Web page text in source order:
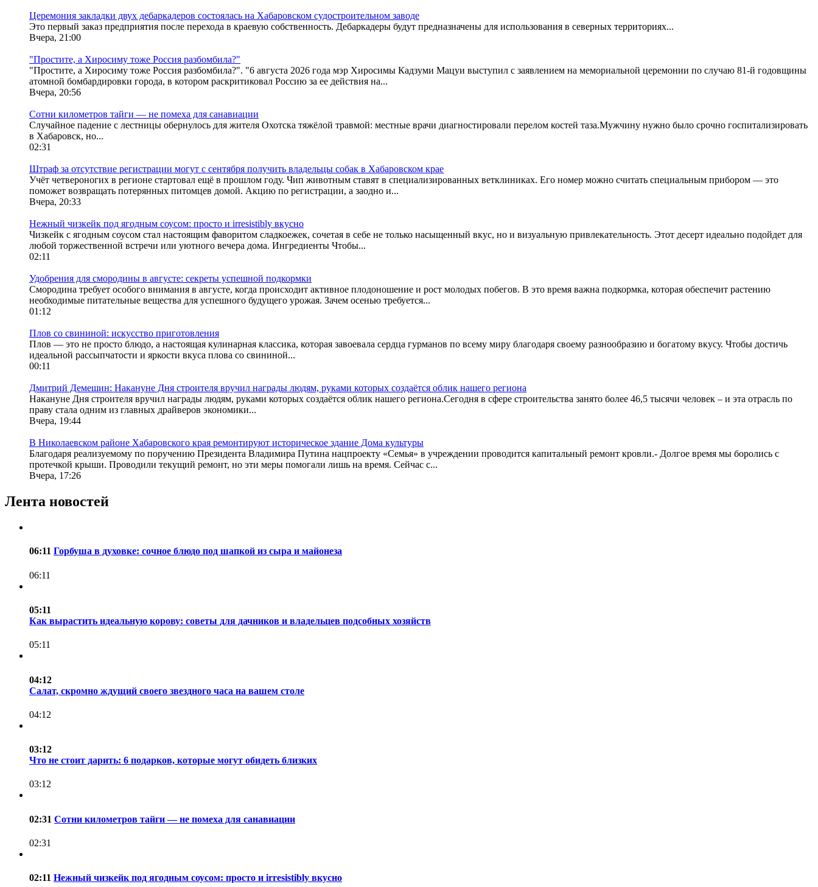
Церемония закладки двух дебаркадеров состоялась на Хабаровском судостроительном заводе
Это первый заказ предприятия после перехода в краевую собственность. Дебаркадеры будут предназначены для использования в северных территориях...
Вчера, 21:00
"Простите, а Хиросиму тоже Россия разбомбила?"
"Простите, а Хиросиму тоже Россия разбомбила?". "6 августа 2026 года мэр Хиросимы Кадзуми Мацуи выступил с заявлением на мемориальной церемонии по случаю 81-й годовщины
атомной бомбардировки города, в котором раскритиковал Россию за ее действия на...
Вчера, 20:56
Сотни километров тайги — не помеха для санавиации
Случайное падение с лестницы обернулось для жителя Охотска тяжёлой травмой: местные врачи диагностировали перелом костей таза.Мужчину нужно было срочно госпитализировать
в Хабаровск, но...
02:31
Штраф за отсутствие регистрации могут с сентября получить владельцы собак в Хабаровском крае
Учёт четвероногих в регионе стартовал ещё в прошлом году. Чип животным ставят в специализированных ветклиниках. Его номер можно считать специальным прибором — это
поможет возвращать потерянных питомцев домой. Акцию по регистрации, а заодно и...
Вчера, 20:33
Нежный чизкейк под ягодным соусом: просто и irresistibly вкусно
Чизкейк с ягодным соусом стал настоящим фаворитом сладкоежек, сочетая в себе не только насыщенный вкус, но и визуальную привлекательность. Этот десерт идеально подойдет для
любой торжественной встречи или уютного вечера дома. Ингредиенты Чтобы...
02:11
Удобрения для смородины в августе: секреты успешной подкормки
Смородина требует особого внимания в августе, когда происходит активное плодоношение и рост молодых побегов. В это время важна подкормка, которая обеспечит растению
необходимые питательные вещества для успешного будущего урожая. Зачем осенью требуется...
01:12
Плов со свининой: искусство приготовления
Плов — это не просто блюдо, а настоящая кулинарная классика, которая завоевала сердца гурманов по всему миру благодаря своему разнообразию и богатому вкусу. Чтобы достичь
идеальной рассыпчатости и яркости вкуса плова со свининой...
00:11
Дмитрий Демешин: Накануне Дня строителя вручил награды людям, руками которых создаётся облик нашего региона
Накануне Дня строителя вручил награды людям, руками которых создаётся облик нашего региона.Сегодня в сфере строительства занято более 46,5 тысячи человек – и эта отрасль по
праву стала одним из главных драйверов экономики...
Вчера, 19:44
В Николаевском районе Хабаровского края ремонтируют историческое здание Дома культуры
Благодаря реализуемому по поручению Президента Владимира Путина нацпроекту «Семья» в учреждении проводится капитальный ремонт кровли.- Долгое время мы боролись с
протечкой крыши. Проводили текущий ремонт, но эти меры помогали лишь на время. Сейчас с...
Вчера, 17:26
Лента новостей
06:11 Горбуша в духовке: сочное блюдо под шапкой из сыра и майонеза
06:11
05:11
Как вырастить идеальную корову: советы для дачников и владельцев подсобных хозяйств
05:11
04:12
Салат, скромно ждущий своего звездного часа на вашем столе
04:12
03:12
Что не стоит дарить: 6 подарков, которые могут обидеть близких
03:12
02:31 Сотни километров тайги — не помеха для санавиации
02:31
02:11 Нежный чизкейк под ягодным соусом: просто и irresistibly вкусно